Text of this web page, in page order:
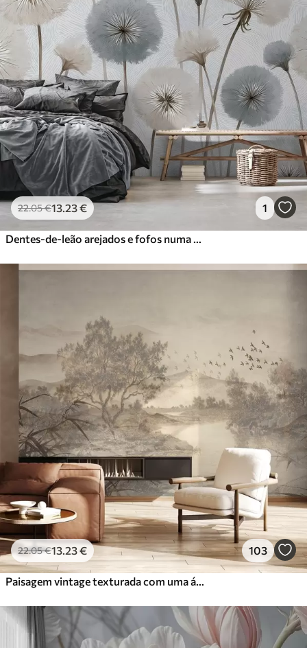
22.05€13 .23€ 1
22.05€13 .23€ 103